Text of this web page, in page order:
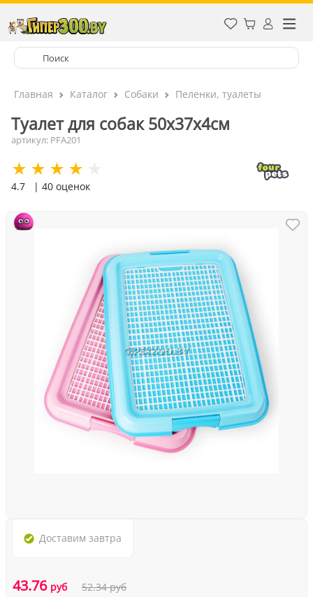
Главная Каталог Собаки Пеленки, туалеты
Туалет для собак 50х37х4см
артикул: PFA201
4.7 | 40 оценок
Доставим завтра
43.76 руб 52.34руб